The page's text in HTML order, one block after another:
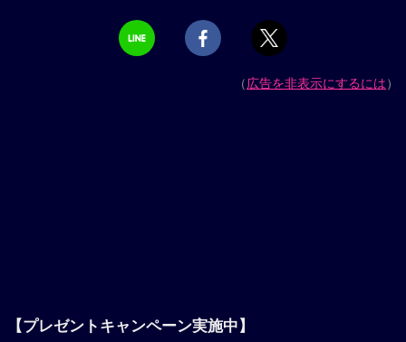
（広告を非表示にするには）
【プレゼントキャンペーン実施中】